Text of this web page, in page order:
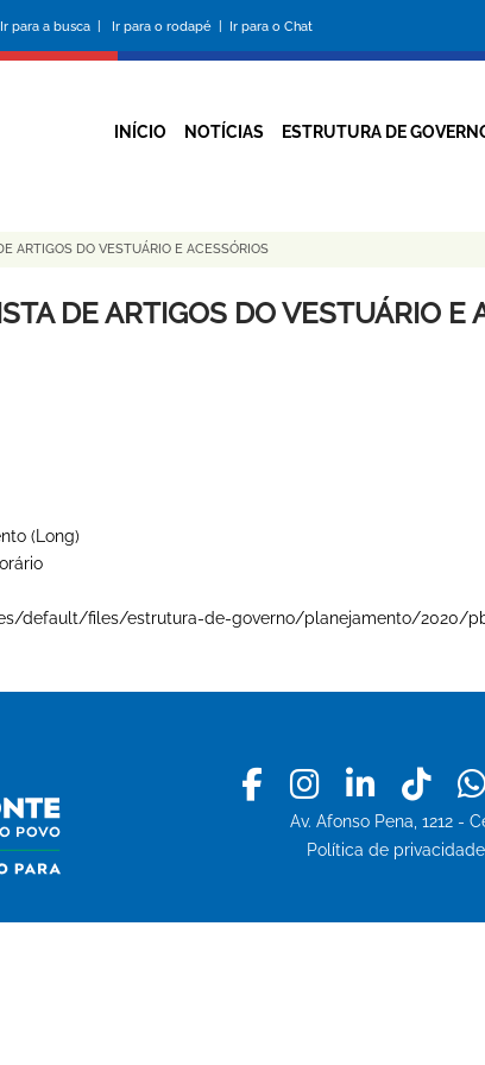
Ir para a busca | Ir para o rodapé | Ir para o Chat
da
INÍCIO NOTÍCIAS ESTRUTURA DE
ARTIGOS DO VESTUÁRIO E ACESSÓRIOS
DE ARTIGOS DO VESTUÁRIO E
(Long)
default/files/estrutura-de-governo/planejamento/2020/
Facebook
Instagram
Av. Afonso Pena, 1212 -
Política de privacidade